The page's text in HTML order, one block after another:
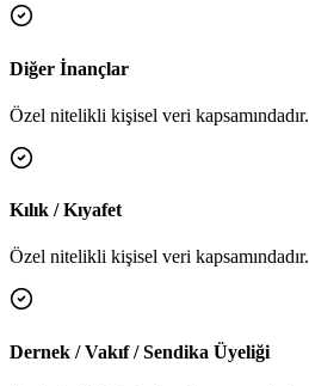
Diğer İnançlar
Özel nitelikli kişisel veri kapsamındadır.
Kılık / Kıyafet
Özel nitelikli kişisel veri kapsamındadır.
Dernek / Vakıf / Sendika Üyeliği